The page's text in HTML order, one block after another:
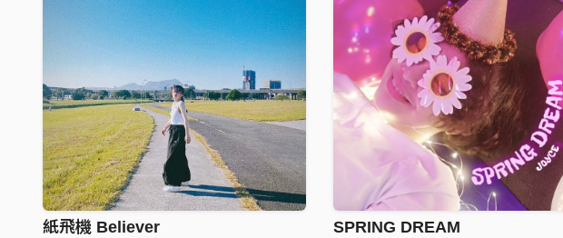
紙飛機 Believer SPRING DREAM